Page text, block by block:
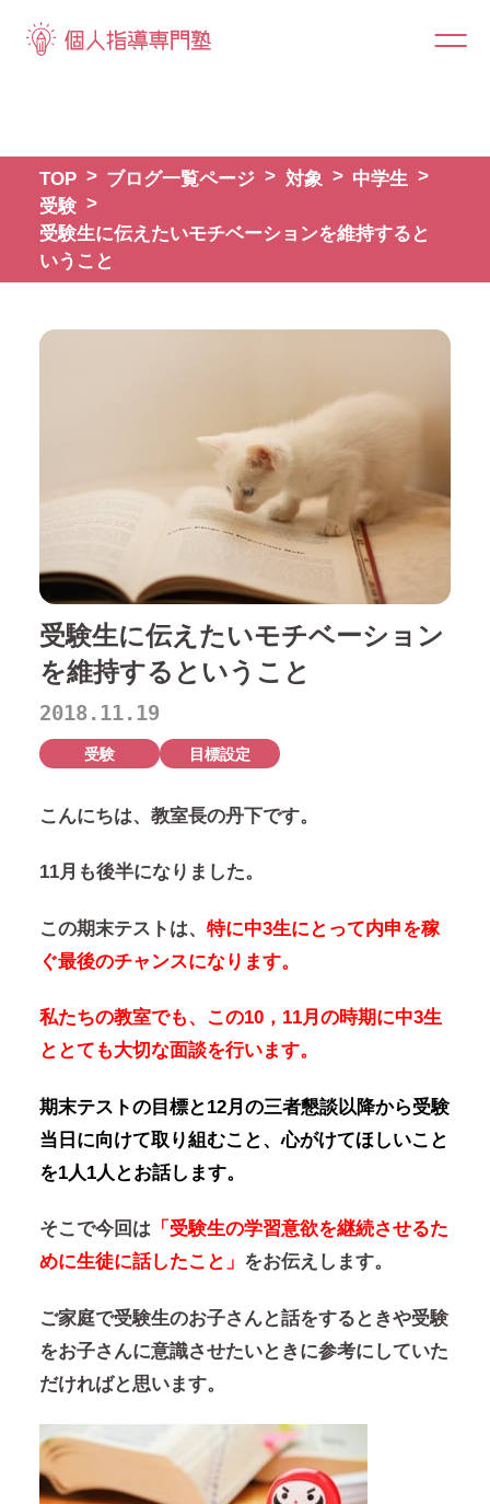
TOP ブログ一覧ページ 対象
中学生
受験
受験生に伝えたいモチベーションを維持すると
いうこと
受験生に伝えたいモチベーション
を維持するということ
2018.11.19
受験 目標設定
こんにちは、教室長の丹下です。
11月も後半になりました。
この期末テストは、 特に中3生にとって内申を稼
ぐ最後のチャンスになります。
私たちの教室でも、この10，11月の時期に中3生
ととても大切な面談を行います。
期末テストの目標と12月の三者懇談以降から受験
当日に向けて取り組むこと、心がけてほしいこと
を1人1人とお話します。
そこで今回は「受験生の学習意欲を継続させるた
めに生徒に話したこと」 をお伝えします。
ご家庭で受験生のお子さんと話をするときや受験
をお子さんに意識させたいときに参考にしていた
だければと思います。